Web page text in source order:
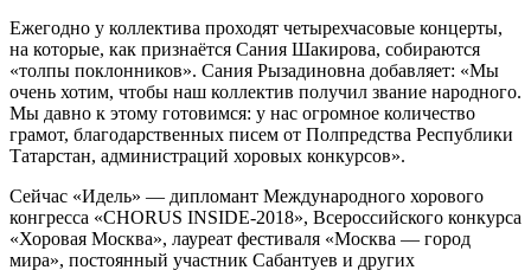
Ежегодно у коллектива проходят четырехчасовые концерты,
на которые, как признаётся Сания Шакирова, собираются
«толпы поклонников». Сания Рызадиновна добавляет: «Мы
очень хотим, чтобы наш коллектив получил звание народного.
Мы давно к этому готовимся: у нас огромное количество
грамот, благодарственных писем от Полпредства Республики
Татарстан, администраций хоровых конкурсов».
Сейчас «Идель» — дипломант Международного хорового
конгресса «CHORUS INSIDE-2018», Всероссийского конкурса
«Хоровая Москва», лауреат фестиваля «Москва — город
мира», постоянный участник Сабантуев и других